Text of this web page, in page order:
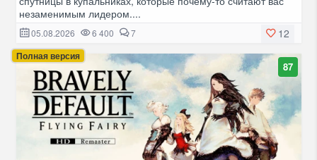
незаменимым лидером....
12
05.08.2026 6 400 7
Полная версия
87